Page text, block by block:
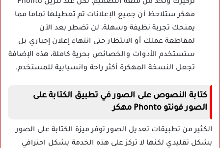
تركيزك وتحد من متعة التصميم، لكن عند تنزيل Phonto
مهكر ستلاحظ أن جميع الإعلانات تم تعطيلها تماما مما
يمنحك تجربة نظيفة وسهلة، لن تضطر بعد الآن
لمقاطعة عملك أو الانتظار حتى انتهاء إعلان إجباري بل
ستستخدم الأدوات والخصائص بحرية كاملة، هذه الإضافة
تجعل النسخة المهكرة أكثر راحة وانسيابية للمستخدم.
كتابة النصوص على الصور في تطبيق الكتابة على
الصور فونتو Phonto مهكر
الكثير من تطبيقات تعديل الصور توفر ميزة الكتابة على الصور
بشكل تقليدي لكنها لا تركز على هذه الخدمة بشكل احترافي